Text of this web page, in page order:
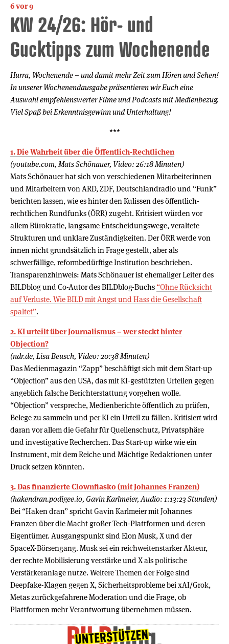
6 vor 9
KW 24/26: Hör- und
Gucktipps zum Wochenende
Hurra, Wochenende – und damit mehr Zeit zum Hören und Sehen!
In unserer Wochenendausgabe präsentieren wir Euch eine
Auswahl empfehlenswerter Filme und Podcasts mit Medienbezug.
Viel Spaß bei Erkenntnisgewinn und Unterhaltung!
***
1. Die Wahrheit über die Öffentlich-Rechtlichen
(youtube.com, Mats Schönauer, Video: 26:18 Minuten)
Mats Schönauer hat sich von verschiedenen Mitarbeiterinnen
und Mitarbeitern von ARD, ZDF, Deutschlandradio und “Funk”
berichten lassen, wie es hinter den Kulissen des öffentlich-
rechtlichen Rundfunks (ÖRR) zugeht. Kritisiert würden vor
allem Bürokratie, langsame Entscheidungswege, veraltete
Strukturen und unklare Zuständigkeiten. Der ÖRR werde von
innen nicht grundsätzlich in Frage gestellt, aber als
schwerfällige, reformbedürftige Institution beschrieben.
Transparenzhinweis: Mats Schönauer ist ehemaliger Leiter des
BILDblog und Co-Autor des BILDblog-Buchs “Ohne Rücksicht
auf Verluste. Wie BILD mit Angst und Hass die Gesellschaft
spaltet”.
2. KI urteilt über Journalismus – wer steckt hinter
Objection?
(ndr.de, Lisa Beusch, Video: 20:38 Minuten)
Das Medienmagazin “Zapp” beschäftigt sich mit dem Start-up
“Objection” aus den USA, das mit KI-gestützten Urteilen gegen
angeblich falsche Berichterstattung vorgehen wolle.
“Objection” verspreche, Medienberichte öffentlich zu prüfen,
Belege zu sammeln und per KI ein Urteil zu fällen. Kritisiert wird
daran vor allem die Gefahr für Quellenschutz, Privatsphäre
und investigative Recherchen. Das Start-up wirke wie ein
Instrument, mit dem Reiche und Mächtige Redaktionen unter
Druck setzen könnten.
3. Das finanzierte Clownfiasko (mit Johannes Franzen)
(hakendran.podigee.io, Gavin Karlmeier, Audio: 1:13:23 Stunden)
Bei “Haken dran” spricht Gavin Karlmeier mit Johannes
Franzen über die Macht großer Tech-Plattformen und deren
Eigentümer. Ausgangspunkt sind Elon Musk, X und der
SpaceX-Börsengang. Musk sei ein reichweitenstarker Akteur,
der rechte Mobilisierung verstärke und X als politische
Verstärkeranlage nutze. Weitere Themen der Folge sind
Deepfake-Klagen gegen X, Sicherheitsprobleme bei xAI/Grok,
Metas zurückgefahrene Moderation und die Frage, ob
Plattformen mehr Verantwortung übernehmen müssen.